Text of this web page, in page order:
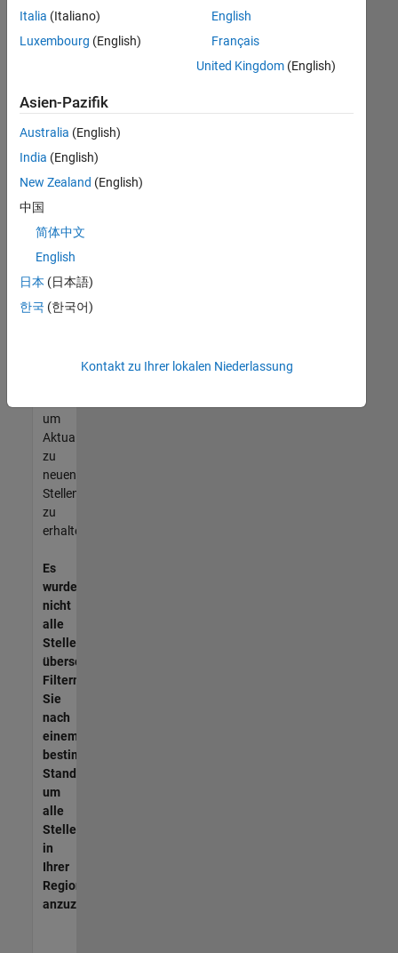
alle
Stellenangebote
anzeigen .
noch
keine
offenen
Stellen
können,
die
Ihren
entsprechen,
werden
unseres
um
Aktualisierungen
zu
neuen
Stellenangeboten
zu
erhalten.
Es
wurden
nicht
alle
Stellen
übersetzt.
Filtern
Sie
nach
einem
bestimmten
Standort,
um
alle
Stellenangebote
in
Ihrer
Region
anzuzeigen.
Italia (Italiano)
Luxembourg (English)
English
Français
United Kingdom(English)
Asien-Pazifik
Australia (English)
India (English)
New Zealand (English)
中国
简体中文
English
日本 (日本語)
한국 (한국어)
Kontakt zu Ihrer lokalen Niederlassung